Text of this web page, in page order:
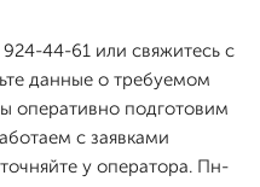
44-61 или свяжитесь с
данные о требуемом
оперативно подготовим
с заявками
у оператора. Пн-